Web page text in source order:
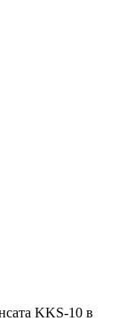
KKS-10 в